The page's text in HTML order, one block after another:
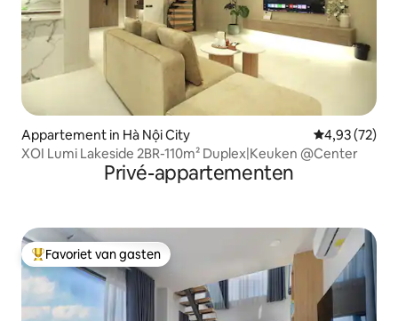
Appartement in Hà Nội City Gemiddelde
4,93 (72)
XOI Lumi Lakeside 2BR-110m² Duplex|Keuken @Center
Privé-appartementen
Topfavoriet van gasten
Favoriet van gasten